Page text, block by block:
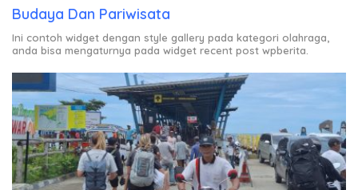
Budaya Dan Pariwisata
Ini contoh widget dengan style gallery pada kategori olahraga,
anda bisa mengaturnya pada widget recent post wpberita.